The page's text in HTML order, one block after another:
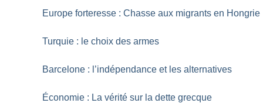
Europe forteresse : Chasse aux migrants en Hongrie
Turquie : le choix des armes
Barcelone : l’indépendance et les alternatives
Économie : La vérité sur la dette grecque